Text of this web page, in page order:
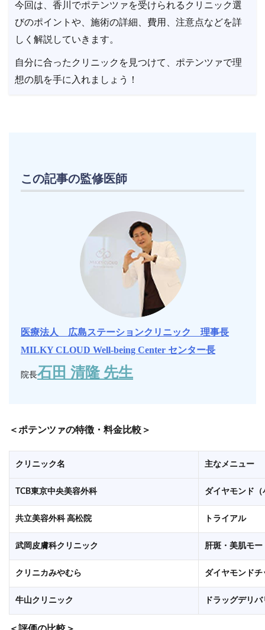
今回は、香川でポテンツァを受けられるクリニック選
びのポイントや、施術の詳細、費用、注意点などを詳
しく解説していきます。
自分に合ったクリニックを見つけて、ポテンツァで理
想の肌を手に入れましょう！
この記事の監修医師
医療法人 広島ステーションクリニック 理事長
MILKY CLOUD Well-being Center センター長
院長石田 清隆 先生
＜ポテンツァの特徴・料金比較＞
クリニック名 主なメニュー
TCB東京中央美容外科 ダイヤモンド（
共立美容外科 高松院 トライアル
武岡皮膚科クリニック 肝斑・美肌モー
クリニカみやむら ダイヤモンドチ
牛山クリニック ドラッグデリバ